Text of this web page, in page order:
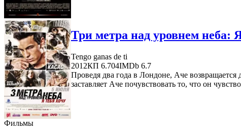
Три метра над уровнем неба:
Tengo ganas de ti
2012КП 6.704IMDb 6.7
Проведя два года в Лондоне, Аче
заставляет Аче почувствовать то, что он
Фильмы